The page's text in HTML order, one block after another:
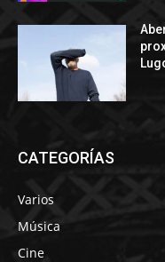
CATEGORÍAS
Varios
Música
Cine